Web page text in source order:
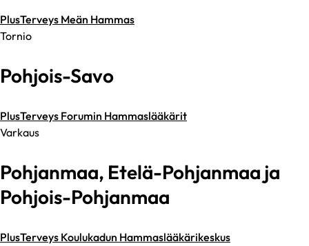
PlusTerveys Meän Hammas
Tornio
Pohjois-Savo
PlusTerveys Forumin Hammaslääkärit
Varkaus
Pohjanmaa, Etelä-Pohjanmaa ja
Pohjois-Pohjanmaa
PlusTerveys Koulukadun Hammaslääkärikeskus